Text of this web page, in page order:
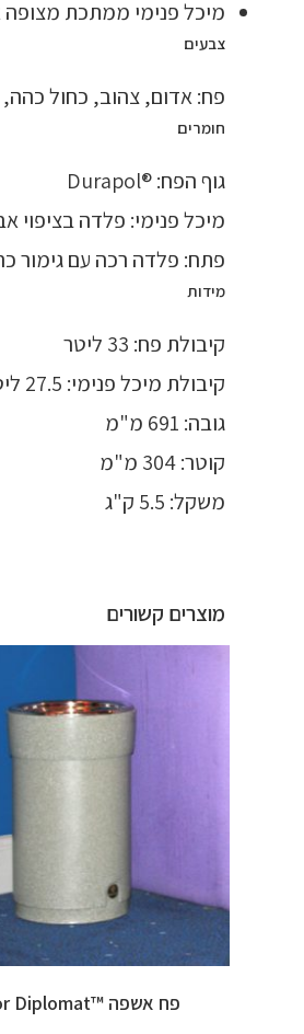
מיכל פנימי ממתכת
צבעים
פח: אדום, צהוב, כחול כהה,
חומרים
גוף הפח: ®Durapol
מיכל פנימי: פלדה בציפוי
פתח: פלדה רכה עם גימור
מידות
קיבולת פח: 33 ליטר
קיבולת מיכל פנימי: 27.5 ליטר
גובה: 691 מ"מ
קוטר: 304 מ"מ
משקל: 5.5 ק"ג
מוצרים קשורים
פח אשפה ™Junior Diplomat